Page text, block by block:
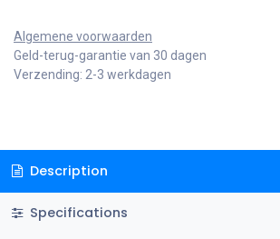
Algemene voorwaarden
Geld-terug-garantie van 30 dagen
Verzending: 2-3 werkdagen
Description
Specifications